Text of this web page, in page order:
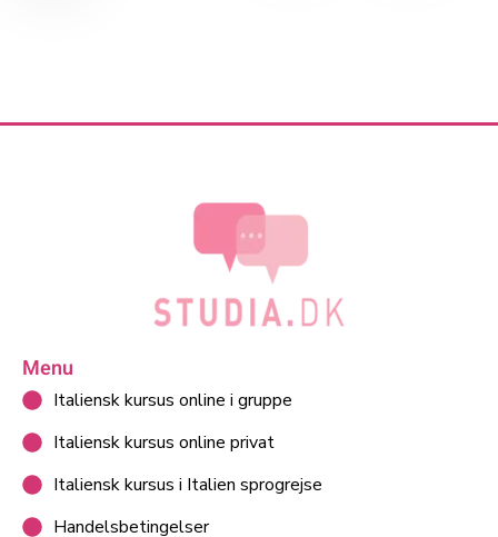
Menu
Italiensk kursus online i gruppe
Italiensk kursus online privat
Italiensk kursus i Italien sprogrejse
Handelsbetingelser